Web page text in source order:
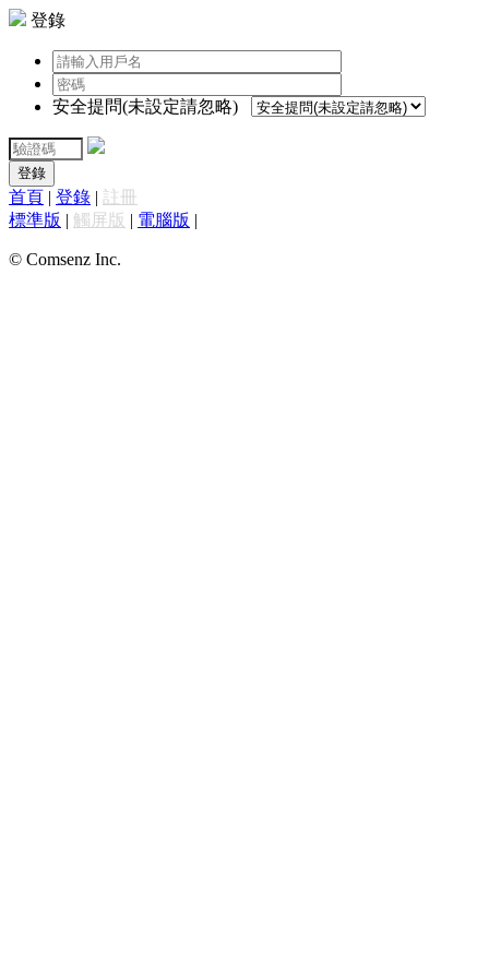
登錄
安全提問(未設定請忽略)
登錄
首頁 | 登錄 | 註冊
標準版 | 觸屏版 | 電腦版 |
© Comsenz Inc.